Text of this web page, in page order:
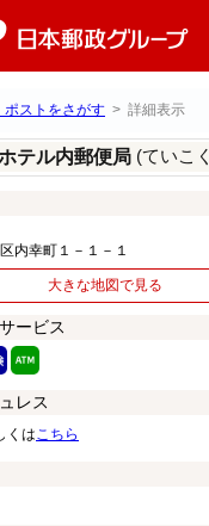
ポストをさがす > 詳細表示
テル内郵便局 (ていこ
内幸町１－１－１
大きな地図で見る
ービス
レス
はこちら